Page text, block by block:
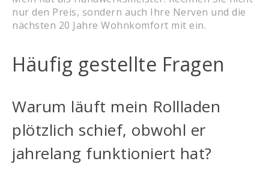
nur den Preis, sondern auch Ihre Nerven und die
nächsten 20 Jahre Wohnkomfort mit ein.
Häufig gestellte Fragen
Warum läuft mein Rollladen
plötzlich schief, obwohl er
jahrelang funktioniert hat?